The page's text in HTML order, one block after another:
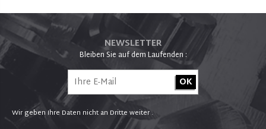
NEWSLETTER
Bleiben Sie auf dem Laufenden :
Wir geben Ihre Daten nicht an Dritte weiter .